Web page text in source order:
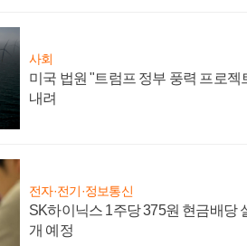
사회
미국 법원 "트럼프 정부 풍력 프로젝
내려
전자·전기·정보통신
SK하이닉스 1주당 375원 현금배당
개 예정